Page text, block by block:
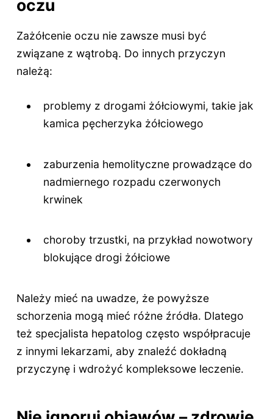
oczu
Zażółcenie oczu nie zawsze musi być
związane z wątrobą. Do innych przyczyn
należą:
problemy z drogami żółciowymi, takie jak
kamica pęcherzyka żółciowego
zaburzenia hemolityczne prowadzące do
nadmiernego rozpadu czerwonych
krwinek
choroby trzustki, na przykład nowotwory
blokujące drogi żółciowe
Należy mieć na uwadze, że powyższe
schorzenia mogą mieć różne źródła. Dlatego
też specjalista hepatolog często współpracuje
z innymi lekarzami, aby znaleźć dokładną
przyczynę i wdrożyć kompleksowe leczenie.